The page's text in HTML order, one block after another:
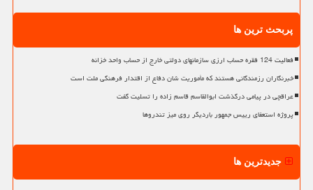
پربحث ترین ها
فعالیت 124 فقره حساب ارزی سازمانهای دولتی خارج از حساب واحد خزانه
خبرنگاران رزمندگانی هستند که مأموریت شان دفاع از اقتدار فرهنگی ملت است
عراقچی در پیامی درگذشت ابوالقاسم قاسم زاده را تسلیت گفت
پروژه استعفای رییس جمهور باردیگر روی میز تندروها
جدیدترین ها